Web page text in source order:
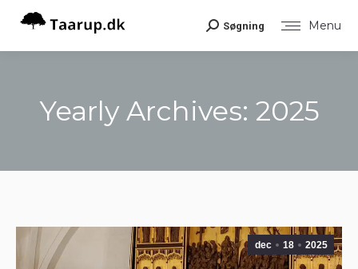
Menu
Search:
Søgning
Yearly Archives: 2025
dec 18 2025